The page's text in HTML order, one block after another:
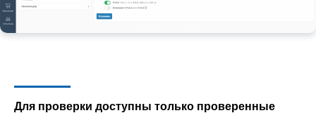
Для проверки доступны только проверенные